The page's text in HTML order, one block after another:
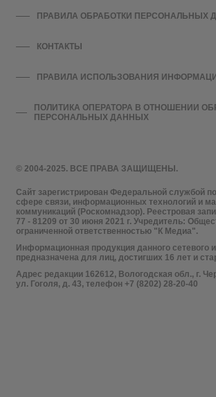
© 2004-2025. ВСЕ ПРАВА ЗАЩИЩЕНЫ.
Сайт зарегистрирован Федеральной службой
сфере связи, информационных технологий и
коммуникаций (Роскомнадзор). Реестровая
77 - 81209 от 30 июня 2021 г. Учредитель:
ограниченной ответственностью "К Медиа".
Информационная продукция данного сетевого
предназначена для лиц, достигших 16 лет и
Адрес редакции 162612, Вологодская обл., г.
ул. Гоголя, д. 43, телефон +7 (8202) 28-20-40
ПРАВИЛА ОБРАБОТКИ ПЕРСОНАЛЬНЫХ
КОНТАКТЫ
ПРАВИЛА ИСПОЛЬЗОВАНИЯ
ПОЛИТИКА ОПЕРАТОРА В ОТНОШЕНИИ
ПЕРСОНАЛЬНЫХ ДАННЫХ